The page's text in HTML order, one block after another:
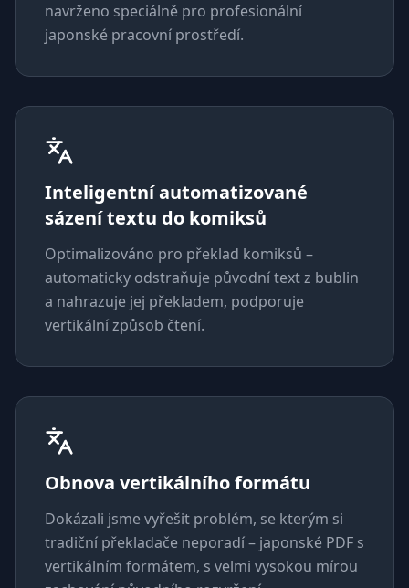
navrženo speciálně pro profesionální
japonské pracovní prostředí.
Inteligentní automatizované
sázení textu do komiksů
Optimalizováno pro překlad komiksů –
automaticky odstraňuje původní text z bublin
a nahrazuje jej překladem, podporuje
vertikální způsob čtení.
Obnova vertikálního formátu
Dokázali jsme vyřešit problém, se kterým si
tradiční překladače neporadí – japonské PDF s
vertikálním formátem, s velmi vysokou mírou